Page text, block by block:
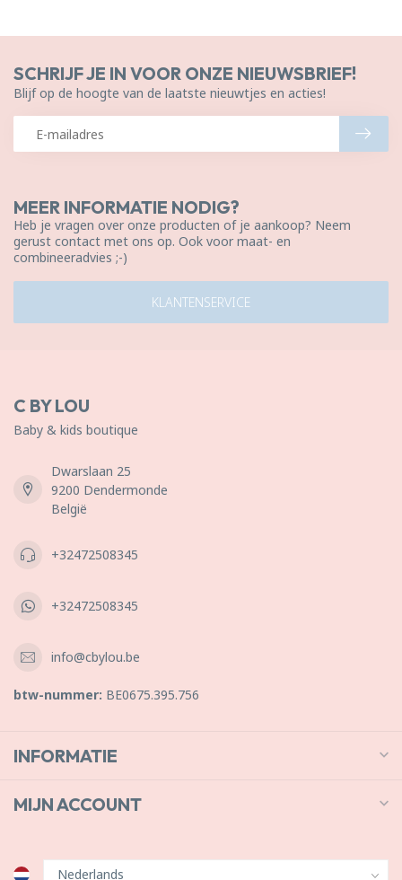
MEER INFORMATIE NODIG?
Heb je vragen over onze producten of je aankoop? Neem
gerust contact met ons op. Ook voor maat- en
combineeradvies ;-)
KLANTENSERVICE
SCHRIJF JE IN VOOR ONZE NIEUWSBRIEF!
Blijf op de hoogte van de laatste nieuwtjes en acties!
C BY LOU
Baby & kids boutique
Dwarslaan 25
9200 Dendermonde
België
+32472508345
+32472508345
info@cbylou.be
btw-nummer: BE0675.395.756
INFORMATIE
MIJN ACCOUNT